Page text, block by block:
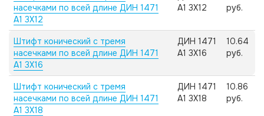
насечками по всей длине ДИН 1471
А1 3X12
А1 3X12
руб.
Штифт конический с тремя
насечками по всей длине ДИН 1471
А1 3X16
ДИН 1471
А1 3X16
10.64
руб.
Штифт конический с тремя
насечками по всей длине ДИН 1471
А1 3X18
ДИН 1471
А1 3X18
10.86
руб.